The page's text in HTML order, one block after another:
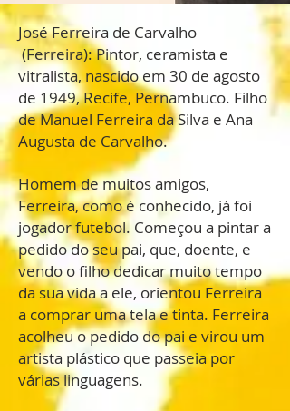
José Ferreira de Carvalho
(Ferreira): Pintor, ceramista e
vitralista, nascido em 30 de agosto
de 1949, Recife, Pernambuco. Filho
de Manuel Ferreira da Silva e Ana
Augusta de Carvalho.
Homem de muitos amigos,
Ferreira, como é conhecido, já foi
jogador futebol. Começou a pintar a
pedido do seu pai, que, doente, e
vendo o filho dedicar muito tempo
da sua vida a ele, orientou Ferreira
a comprar uma tela e tinta. Ferreira
acolheu o pedido do pai e virou um
artista plástico que passeia por
várias linguagens.